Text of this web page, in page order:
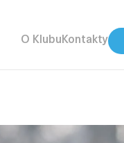
O Klubu Kontakty